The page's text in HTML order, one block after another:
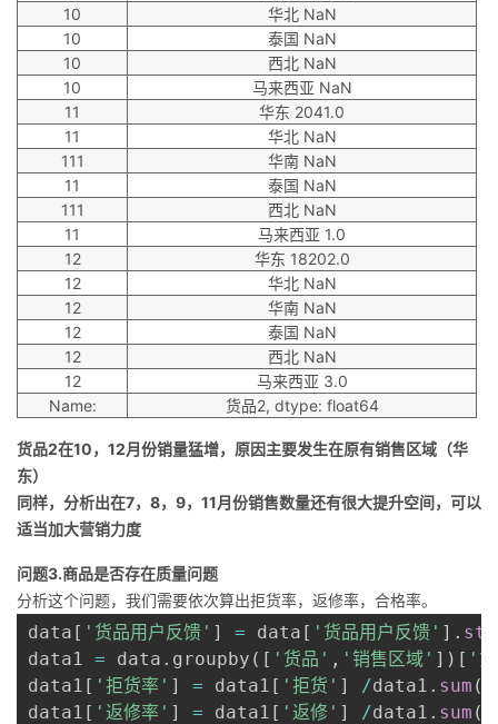
10
华北 NaN
10
泰国 NaN
10
西北 NaN
10
马来西亚 NaN
11
华东 2041.0
11
华北 NaN
111
华南 NaN
11
泰国 NaN
111
西北 NaN
11
马来西亚 1.0
12
华东 18202.0
12
华北 NaN
12
华南 NaN
12
泰国 NaN
12
西北 NaN
12
马来西亚 3.0
Name:
货品2, dtype: float64
货品2在10，12月份销量猛增，原因主要发生在原有销售区域（华
东）
同样，分析出在7，8，9，11月份销售数量还有很大提升空间，可以
适当加大营销力度
问题3.商品是否存在质量问题
分析这个问题，我们需要依次算出拒货率，返修率，合格率。
data [ '货品用户反馈' ] = data [ '货品用户反馈' ] . str
data1 = data . groupby ( [ '货品' , '销售区域' ] ) [ '
data1 [ '拒货率' ] = data1 [ '拒货' ] /data1 . sum (
data1 [ '返修率' ] = data1 [ '返修' ] /data1 . sum (